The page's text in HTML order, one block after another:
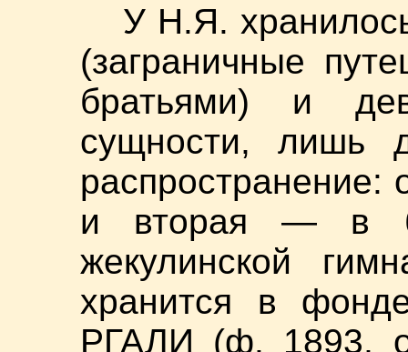
У Н.Я.
(заграничные
братьями) и
сущности, лишь
и вторая — в
жекулинской
хранится в
РГАЛИ (ф. 1893,